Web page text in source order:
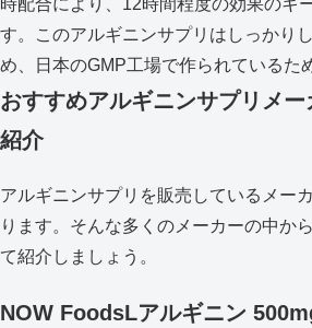
時配合により、12時間程度の効果のキ
す。このアルギニンサプリはしっかり
め、日本のGMP工場で作られているた
おすすめアルギニンサプリメ
紹介
アルギニンサプリを販売しているメー
ります。そんな多くのメーカーの中か
て紹介しましょう。
NOW FoodsLアルギニン